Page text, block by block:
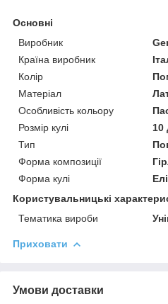
Основні
Виробник
Країна виробник
Колір
Матеріал
Особливість кольору
Розмір кулі
10
Тип
Форма композиції
Форма кулі
Користувальницькі
Тематика вироби
Приховати
Умови доставки